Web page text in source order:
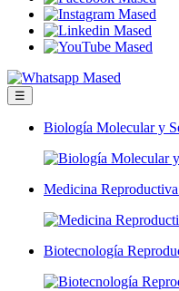
☰
Biología Molecular y
Medicina
Biotecnología